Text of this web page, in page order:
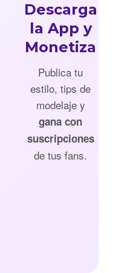
Descarga
la App y
Monetiza
Publica tu
estilo, tips de
modelaje y
gana con
suscripciones
de tus fans.